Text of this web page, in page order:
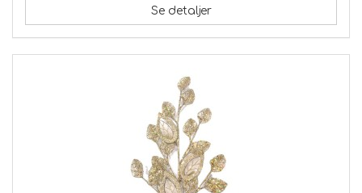
Se detaljer